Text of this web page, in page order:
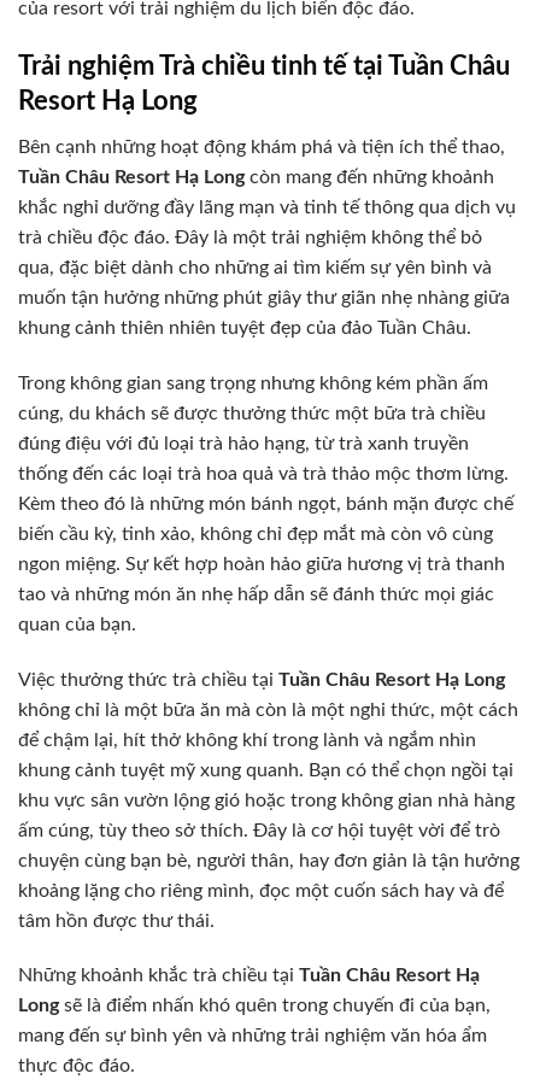
của resort với trải nghiệm du lịch biển độc đáo.
Trải nghiệm Trà chiều tinh tế tại Tuần Châu
Resort Hạ Long
Bên cạnh những hoạt động khám phá và tiện ích thể thao,
Tuần Châu Resort Hạ Longcòn mang đến những khoảnh
khắc nghỉ dưỡng đầy lãng mạn và tinh tế thông qua dịch vụ
trà chiều độc đáo. Đây là một trải nghiệm không thể bỏ
qua, đặc biệt dành cho những ai tìm kiếm sự yên bình và
muốn tận hưởng những phút giây thư giãn nhẹ nhàng giữa
khung cảnh thiên nhiên tuyệt đẹp của đảo Tuần Châu.
Trong không gian sang trọng nhưng không kém phần ấm
cúng, du khách sẽ được thưởng thức một bữa trà chiều
đúng điệu với đủ loại trà hảo hạng, từ trà xanh truyền
thống đến các loại trà hoa quả và trà thảo mộc thơm lừng.
Kèm theo đó là những món bánh ngọt, bánh mặn được chế
biến cầu kỳ, tinh xảo, không chỉ đẹp mắt mà còn vô cùng
ngon miệng. Sự kết hợp hoàn hảo giữa hương vị trà thanh
tao và những món ăn nhẹ hấp dẫn sẽ đánh thức mọi giác
quan của bạn.
Việc thưởng thức trà chiều tại Tuần Châu Resort Hạ Long
không chỉ là một bữa ăn mà còn là một nghi thức, một cách
để chậm lại, hít thở không khí trong lành và ngắm nhìn
khung cảnh tuyệt mỹ xung quanh. Bạn có thể chọn ngồi tại
khu vực sân vườn lộng gió hoặc trong không gian nhà hàng
ấm cúng, tùy theo sở thích. Đây là cơ hội tuyệt vời để trò
chuyện cùng bạn bè, người thân, hay đơn giản là tận hưởng
khoảng lặng cho riêng mình, đọc một cuốn sách hay và để
tâm hồn được thư thái.
Những khoảnh khắc trà chiều tại Tuần Châu Resort Hạ
Longsẽ là điểm nhấn khó quên trong chuyến đi của bạn,
mang đến sự bình yên và những trải nghiệm văn hóa ẩm
thực độc đáo.